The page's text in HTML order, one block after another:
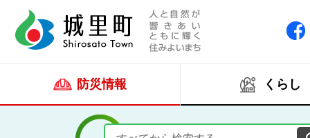
防災情報 くらし